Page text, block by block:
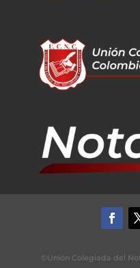
©Unión Colegiada del